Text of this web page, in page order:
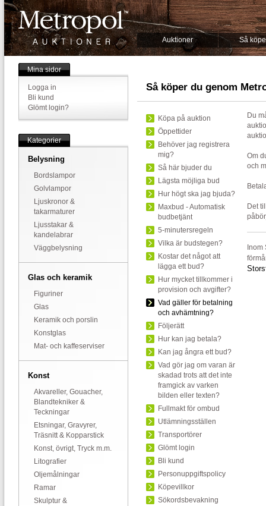
Auktioner Så
Mina sidor
Logga in
Bli kund
Glömt login?
Kategorier
Belysning
Bordslampor
Golvlampor
Ljuskronor &
takarmaturer
Ljusstakar &
kandelabrar
Väggbelysning
Glas och keramik
Figuriner
Glas
Keramik och porslin
Konstglas
Mat- och kaffeserviser
Konst
Akvareller, Gouacher,
Blandtekniker &
Teckningar
Etsningar, Gravyrer,
Träsnitt & Kopparstick
Konst, övrigt, Tryck m.m.
Litografier
Oljemålningar
Ramar
Skulptur &
Så köper du genom
Köpa på auktion
Öppettider
Behöver jag registrera
mig?
Så här bjuder du
Lägsta möjliga bud
Hur högt ska jag bjuda?
Maxbud - Automatisk
budbetjänt
5-minutersregeln
Vilka är budstegen?
Kostar det något att
lägga ett bud?
Hur mycket tillkommer i
provision och avgifter?
Vad gäller för betalning
och avhämtning?
Följerätt
Hur kan jag betala?
Kan jag ångra ett bud?
Vad gör jag om varan är
skadad trots att det inte
framgick av varken
bilden eller texten?
Fullmakt för ombud
Utlämningsställen
Transportörer
Glömt login
Bli kund
Personuppgiftspolicy
Köpevillkor
Sökordsbevakning
Du
Om
och
Det